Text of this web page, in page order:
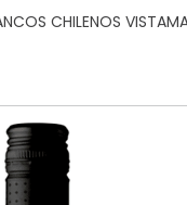
CHILENOS